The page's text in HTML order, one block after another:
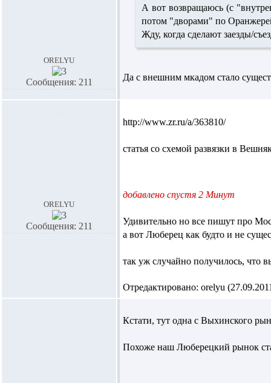
orelyu
Сообщения: 211
А вот возвращаюсь (с
потом "дворами" по
Жду, когда сделают заезды/
Да с внешним мкадом стало
orelyu
Сообщения: 211
http://www.zr.ru/a/363810/
статья со схемой развязки в
добавлено спустя 2 Минут
Удивительно но все пишут про
а вот Люберец как будто и не
так уж случайно получилось, что
Отредактировано: orelyu
Кстати, тут одна с Выхинского
Похоже наш Люберецкий рынок